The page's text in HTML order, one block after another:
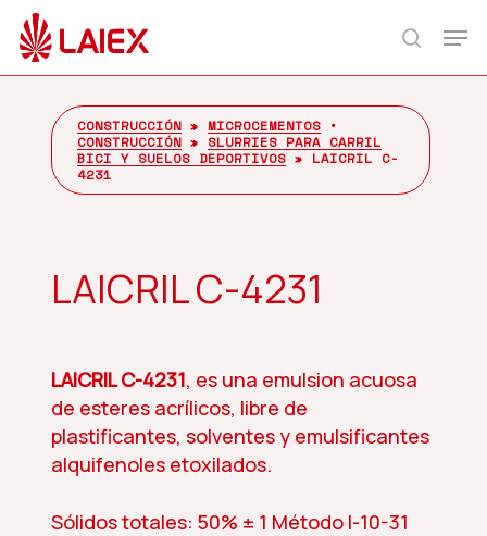
Skip
main
search
CONSTRUCCIÓN» MICROCEMENTOS•
CONSTRUCCIÓN» SLURRIES PARA CARRIL
BICI Y SUELOS DEPORTIVOS» LAICRIL C-
4231
LAICRIL C-4231
LAICRIL C-4231, es una emulsion acuosa
de esteres acrílicos, libre de
plastificantes, solventes y emulsificantes
alquifenoles etoxilados.
Sólidos totales: 50% ± 1 Método I-10-31